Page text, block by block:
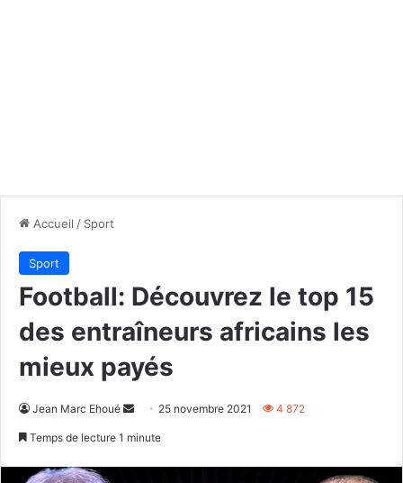
Accueil / Sport
Sport
Football: Découvrez le top 15
des entraîneurs africains les
mieux payés
Jean Marc Ehoué
Envoyer25 novembre 2021 4 872
Temps de lecture 1 minute